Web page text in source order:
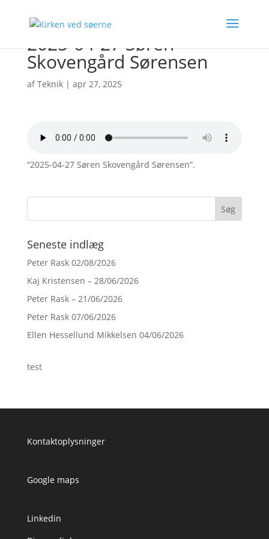
2025-04-27 Søren
Skovengård Sørensen
afTeknik| apr 27, 2025
“2025-04-27 Søren Skovengård Sørensen”.
Seneste indlæg
Peter Rask 02/08/2026
Kaj Kristensen – 28/06/2026
Peter Rask – 21/06/2026
Peter Rask 07/06/2026
Ellen Hessellund Mikkelsen 04/06/2026
test
Kontaktoplysninger
Google maps
Linkedin